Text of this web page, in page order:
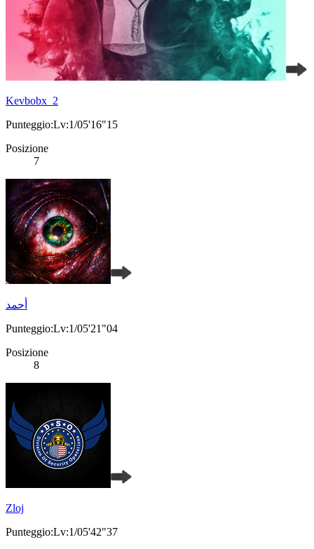
Kevbobx_2
Punteggio:Lv:1/05'16"15
Posizione
7
أحمد
Punteggio:Lv:1/05'21"04
Posizione
8
Zloj
Punteggio:Lv:1/05'42"37